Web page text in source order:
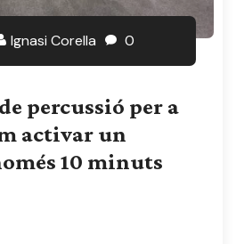
Ignasi Corella 0
percussió per a
activar un
10 minuts